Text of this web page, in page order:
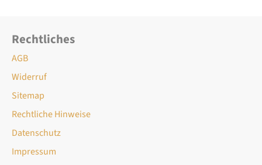
Rechtliches
AGB
Widerruf
Sitemap
Rechtliche Hinweise
Datenschutz
Impressum